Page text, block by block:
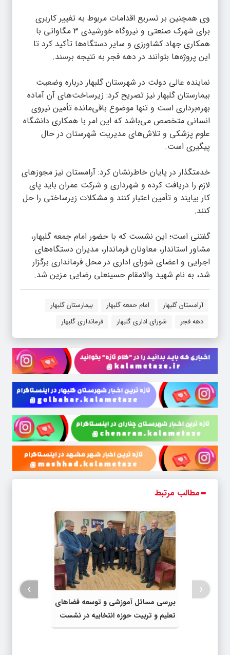
وی همچنین بر تسریع اقدامات مربوط به تغییر کاربری
برای شهرک صنعتی و نیروگاه خورشیدی ۳ مگاواتی با
همکاری جهاد کشاورزی و سایر دستگاه‌ها تأکید کرد تا
این پروژه‌ها بتوانند در دهه فجر به نتیجه برسند.
نماینده عالی دولت در شهرستان گلبهار درباره وضعیت
بیمارستان گلبهار نیز تصریح کرد: زیرساخت‌های آن آماده
بهره‌برداری است و تنها موضوع باقی‌مانده تأمین نیروی
انسانی متخصص می‌باشد که این امر با همکاری دانشگاه
علوم پزشکی و تلاش‌های مدیریت شهرستان در حال
پیگیری است.
خدمتگذار در پایان خاطرنشان کرد: آرامستان نیز مجوزهای
لازم را دریافت کرده و شهرداری و شرکت عمران باید پای
کار بیایند و تأمین اعتبار کنند و مشکلات زیرساختی را حل
کنند.
گفتنی است؛ این نشست که با حضور امام جمعه گلبهار،
مشاور استاندار، معاونان فرماندار، مدیران دستگاه‌های
اجرایی و اعضای شورای اداری در محل فرمانداری برگزار
شد، به نام شهید والامقام حسینعلی رضایی مزین شد.
آرامستان گلبهار امام حمعه گلبهار
بیمارستان گلبهار
دهه فجر
شورای اداری گلبهار فرمانداری گلبهار
مطالب مرتبط
بررسی مسائل آموزشی و توسعه فضاهای
تعلیم و تربیت حوزه انتخابیه در نشست
مشترک عضو کمیسیون آموزش مجلس با
‹
›